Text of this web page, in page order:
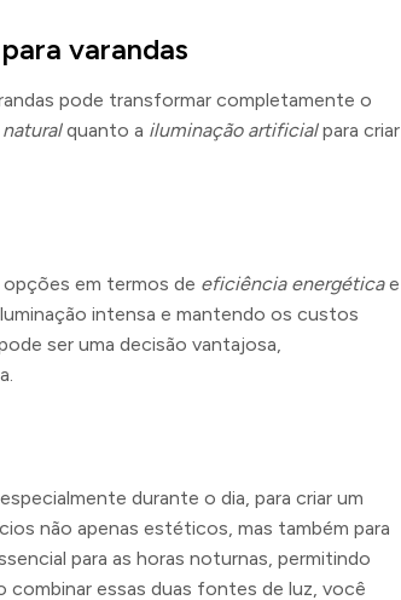
varandas
pode transformar completamente o
quanto a iluminação artificialpara criar
em termos de eficiência energéticae
intensa e mantendo os custos
ser uma decisão vantajosa,
durante o dia, para criar um
não apenas estéticos, mas também para
para as horas noturnas, permitindo
combinar essas duas fontes de luz, você